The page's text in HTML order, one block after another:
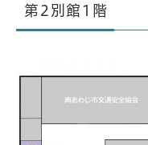
第2別館1階